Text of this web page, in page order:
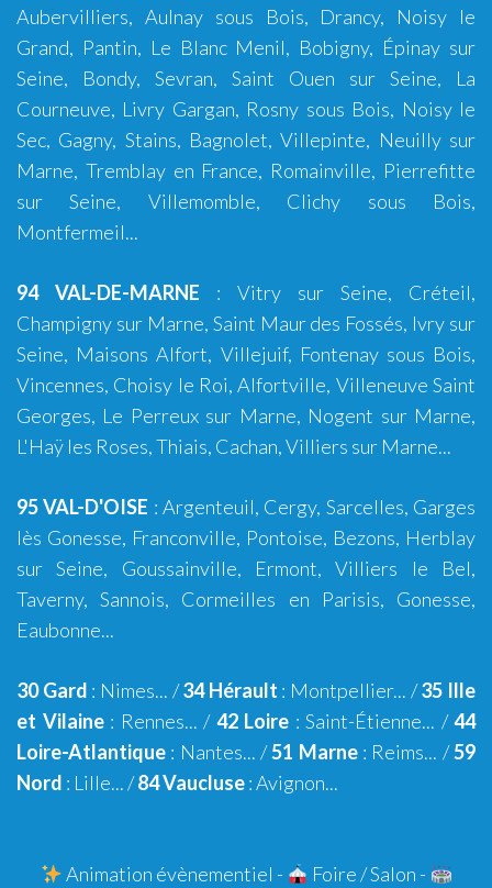
Aubervilliers, Aulnay sous Bois, Drancy, Noisy le
Grand, Pantin, Le Blanc Menil, Bobigny, Épinay sur
Seine, Bondy, Sevran, Saint Ouen sur Seine, La
Courneuve, Livry Gargan, Rosny sous Bois, Noisy le
Sec, Gagny, Stains, Bagnolet, Villepinte, Neuilly sur
Marne, Tremblay en France, Romainville, Pierrefitte
sur Seine, Villemomble, Clichy sous Bois,
Montfermeil...
94 VAL-DE-MARNE : Vitry sur Seine, Créteil,
Champigny sur Marne, Saint Maur des Fossés, Ivry sur
Seine, Maisons Alfort, Villejuif, Fontenay sous Bois,
Vincennes, Choisy le Roi, Alfortville, Villeneuve Saint
Georges, Le Perreux sur Marne, Nogent sur Marne,
L'Haÿ les Roses, Thiais, Cachan, Villiers sur Marne...
95 VAL-D'OISE :Argenteuil, Cergy, Sarcelles, Garges
lès Gonesse, Franconville, Pontoise, Bezons, Herblay
sur Seine, Goussainville, Ermont,Villiers le Bel,
Taverny,Sannois, Cormeilles en Parisis, Gonesse,
Eaubonne...
30 Gard : Nimes... /34 Hérault : Montpellier... /35 Ille
et Vilaine: Rennes... / 42 Loire : Saint-Étienne... /44
Loire-Atlantique : Nantes... /51 Marne: Reims... /59
Nord : Lille... /84 Vaucluse:Avignon...
Animation évènementiel - Foire / Salon -